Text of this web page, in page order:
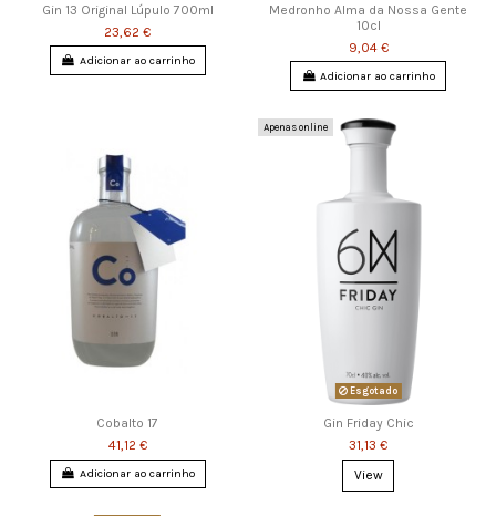
Gin 13 Original Lúpulo 700ml
23,62 €
Adicionar ao carrinho
Medronho Alma da Nossa Gente
10cl
9,04 €
Adicionar ao carrinho
Cobalto 17
41,12 €
Adicionar ao carrinho
Apenas online
Esgotado
Gin Friday Chic
31,13 €
View